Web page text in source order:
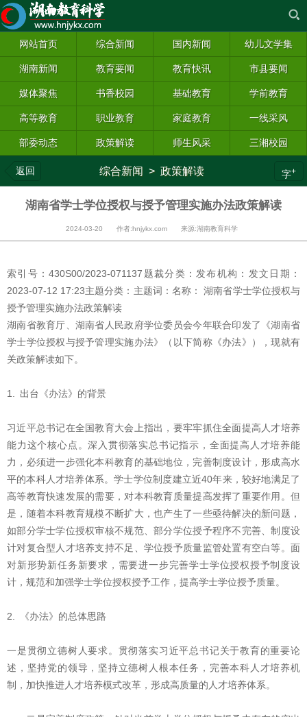
网站首页 综合新闻 国内新闻 幼儿文学集
湖南新闻 教育要闻 教育快讯 市县要闻
媒体聚焦 书香校园 基础教育 学前教育
高等教育 职业教育 家庭教育 一线采风
部委动态 政策解读 师生风采 三湘校园
返回 综合新闻 > 政策解读 字+
湖南省学士学位授权与授予管理实施办法政策解读
2024-03-20 作者:hnjykx.com 来源:湖南教育科学
索引号：430S00/2023-071137题裁分类：发布机构：发文日期：
2023-07-12 17:23主题分类：主题词：名称： 湖南省学士学位授权与
授予管理实施办法政策解读
湖南省教育厅、湖南省人民政府学位委员会今年联合印发了《湖南省
学士学位授权与授予管理实施办法》（以下简称《办法》），现就有
关政策解读如下。
1. 出台《办法》的背景
习近平总书记在全国教育大会上指出，要牢牢抓住全面提高人才培养
能力这个核心点。深入贯彻落实总书记指示，全面提高人才培养能
力，必须进一步强化本科教育的基础地位，完善制度设计，形成高水
平的本科人才培养体系。学士学位制度建立近40年来，较好地满足了
高等教育快速发展的需要，对本科教育质量提高发挥了重要作用。但
是，随着本科教育规模不断扩大，也产生了一些亟待解决的新问题，
如部分学士学位授权审核不规范、部分学位授予程序不完善、制度设
计对复合型人才培养支持不足、学位授予质量监管处置有空白等。面
对新形势新任务新要求，需要进一步完善学士学位授权授予制度设
计，规范和加强学士学位授权授予工作，提高学士学位授予质量。
2. 《办法》的总体思路
一是贯彻立德树人要求。贯彻落实习近平总书记关于教育的重要论
述，坚持党的领导，坚持立德树人根本任务，完善本科人才培养机
制，加快推进人才培养模式改革，形成高质量的人才培养体系。